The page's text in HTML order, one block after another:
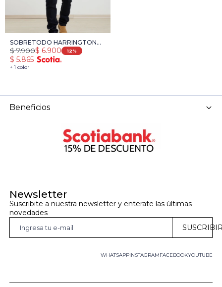
SOBRETODO HARRINGTON
LABEL - MARRON
+ 1 color
$ 6.900
$ 7.900 12
$ 5.865
Newsletter
Suscribite a nuestra newsletter y enterate las últimas
novedades
WHATSAPP FACEBOOKYOUTUBE
INSTAGRAM
Beneficios